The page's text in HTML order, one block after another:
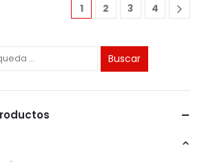
1 2 3 4
Buscar